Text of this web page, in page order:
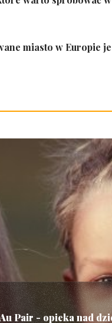
miasto w Europie
Pair - opieka nad